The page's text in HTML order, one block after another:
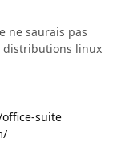
ne saurais pas
distributions linux
suite